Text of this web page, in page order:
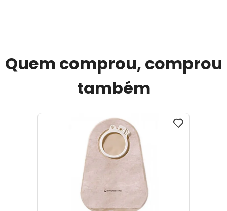
Quem comprou, comprou
também